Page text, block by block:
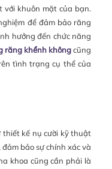
với khuôn mặt của bạn.
để đảm bảo răng
hưởng đến chức năng
răng khểnh khôngcũng
tình trạng cụ thể của
thiết kế nụ cười kỹ thuật
bảo sự chính xác và
khoa cũng cần phải là